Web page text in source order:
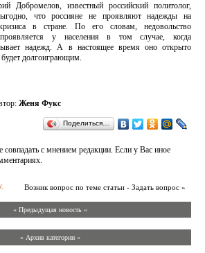
Добромелов, известный российский политолог,
что россияне не проявляют надежды на
в стране. По его словам, недовольство
у населения в том случае, когда
надежд. А в настоящее время оно открыто
долгоиграющим.
Женя Фукс
Поделиться…
с мнением редакции. Если у Вас иное
Возник вопрос по теме статьи - Задать вопрос »
« Предыдущая новость «
» Архив категории «